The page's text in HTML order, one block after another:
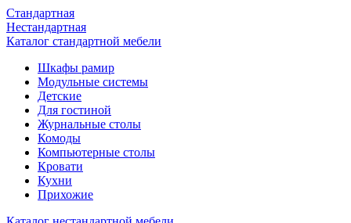
Стандартная
Нестандартная
Каталог стандартной мебели
Шкафы рамир
Модульные системы
Детские
Для гостиной
Журнальные столы
Комоды
Компьютерные столы
Кровати
Кухни
Прихожие